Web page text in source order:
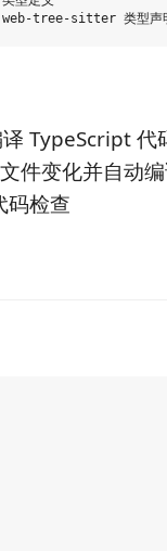
TypeScript 代
件变化并自动
码检查